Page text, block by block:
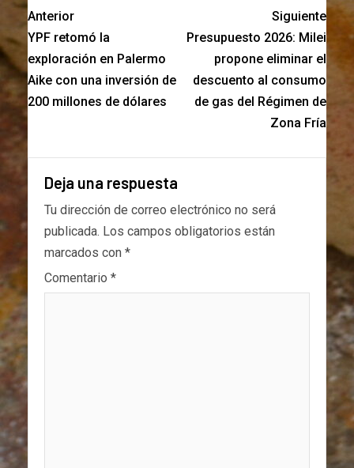
Anterior
YPF retomó la
exploración en Palermo
Aike con una inversión de
200 millones de dólares
Siguiente
Presupuesto 2026: Milei
propone eliminar el
descuento al consumo
de gas del Régimen de
Zona Fría
Deja una respuesta
Tu dirección de correo electrónico no será
publicada. Los campos obligatorios están
marcados con *
Comentario *